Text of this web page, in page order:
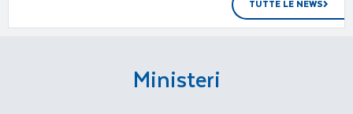
TUTTE LE NEWS
Ministeri